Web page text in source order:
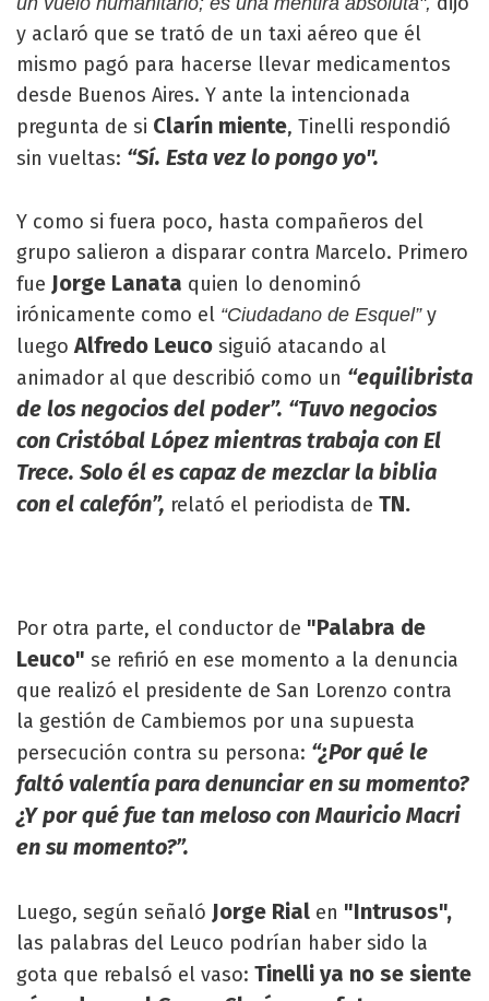
y aclaró que se trató de un taxi aéreo que él
mismo pagó para hacerse llevar medicamentos
desde Buenos Aires. Y ante la intencionada
pregunta de si Clarín miente, Tinelli respondió
sin vueltas: “Sí. Esta vez lo pongo yo".
Y como si fuera poco, hasta compañeros del
grupo salieron a disparar contra Marcelo. Primero
fue Jorge Lanata quien lo denominó
irónicamente como el “Ciudadano de Esquel”y
luegoAlfredo Leuco siguió atacando al
animador al que describió como un “equilibrista
de los negocios del poder”. “Tuvo negocios
con Cristóbal López mientras trabaja con El
Trece. Solo él es capaz de mezclar la biblia
con el calefón”, relató el periodista de TN.
Por otra parte, el conductor de "Palabra de
Leuco" se refirió en ese momento a la denuncia
que realizó el presidente de San Lorenzo contra
la gestión de Cambiemos por una supuesta
persecución contra su persona: “¿Por qué le
faltó valentía para denunciar en su momento?
¿Y por qué fue tan meloso con Mauricio Macri
en su momento?”.
Luego, según señaló Jorge Rial en "Intrusos",
las palabras del Leuco podrían haber sido la
gota que rebalsó el vaso: Tinelli ya no se siente